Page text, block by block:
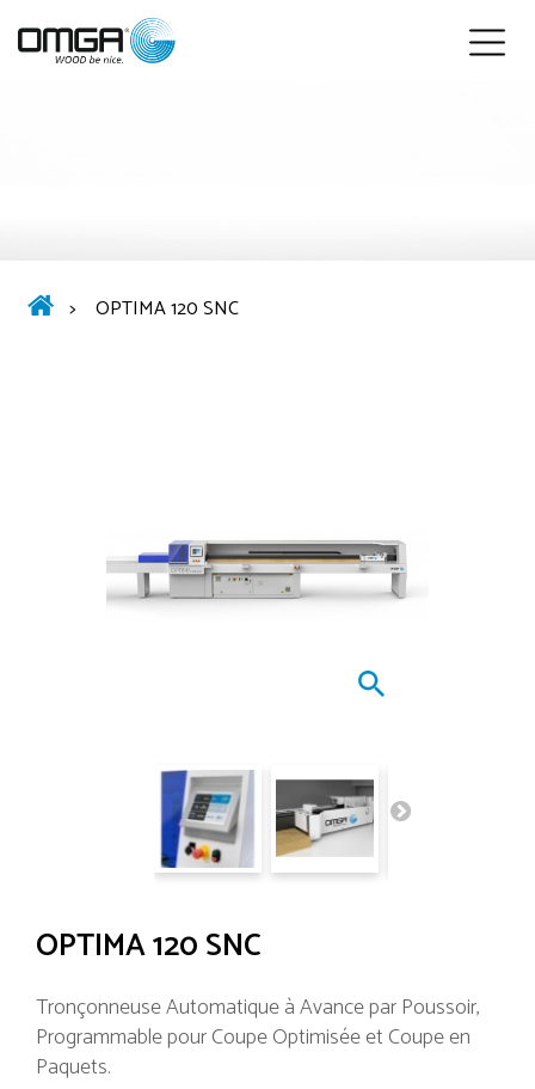
> OPTIMA 120 SNC
OPTIMA 120 SNC
Tronçonneuse Automatique à Avance par Poussoir,
Programmable pour Coupe Optimisée et Coupe en
Paquets.